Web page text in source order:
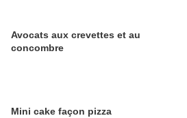
Avocats aux crevettes et au
concombre
Mini cake façon pizza